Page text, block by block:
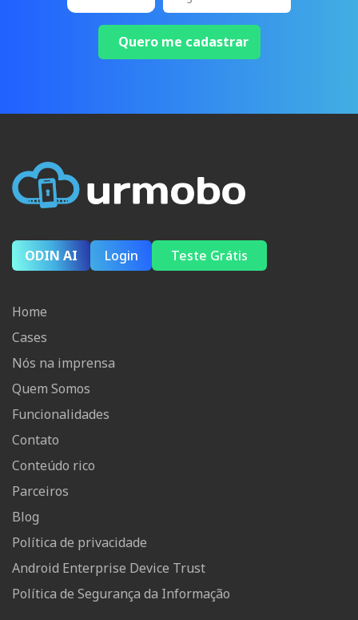
Quero me cadastrar
ODIN AI Login Teste Grátis
Home
Cases
Nós na imprensa
Quem Somos
Funcionalidades
Contato
Conteúdo rico
Parceiros
Blog
Política de privacidade
Android Enterprise Device Trust
Política de Segurança da Informação